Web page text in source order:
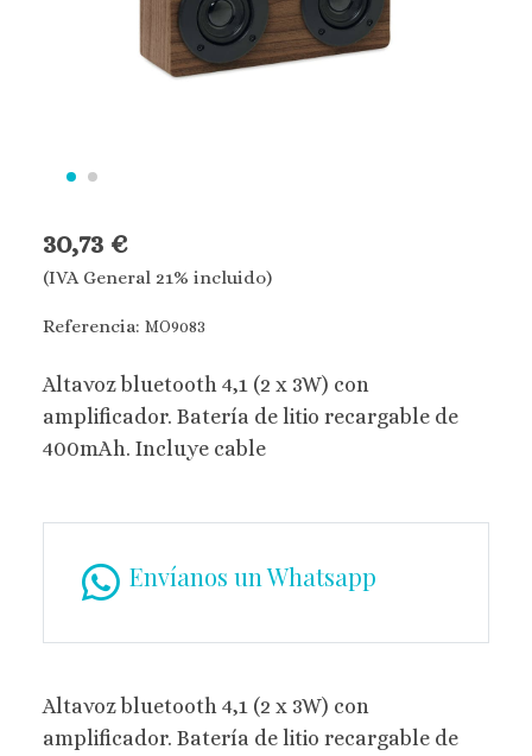
30,73 €
(IVA General 21% incluido)
Referencia: MO9083
Altavoz bluetooth 4,1 (2 x 3W) con
amplificador. Batería de litio recargable de
400mAh. Incluye cable
Envíanos un Whatsapp
Altavoz bluetooth 4,1 (2 x 3W) con
amplificador. Batería de litio recargable de